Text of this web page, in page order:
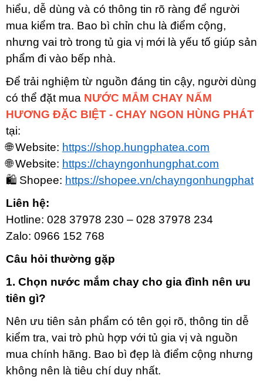
hiểu, dễ dùng và có thông tin rõ ràng để người
mua kiểm tra. Bao bì chỉn chu là điểm cộng,
nhưng vai trò trong tủ gia vị mới là yếu tố giúp sản
phẩm đi vào bếp nhà.
Để trải nghiệm từ nguồn đáng tin cậy, người dùng
có thể đặt mua NƯỚC MẮM CHAY NẤM
HƯƠNG ĐẶC BIỆT - CHAY NGON HÙNG PHÁT
tại:
🌐 Website: https://shop.hungphatea.com
🌐 Website: https://chayngonhungphat.com
🛍 Shopee: https://shopee.vn/chayngonhungphat
Liên hệ:
Hotline: 028 37978 230 – 028 37978 234
Zalo: 0966 152 768
Câu hỏi thường gặp
1. Chọn nước mắm chay cho gia đình nên ưu
tiên gì?
Nên ưu tiên sản phẩm có tên gọi rõ, thông tin dễ
kiểm tra, vai trò phù hợp với tủ gia vị và nguồn
mua chính hãng. Bao bì đẹp là điểm cộng nhưng
không nên là tiêu chí duy nhất.